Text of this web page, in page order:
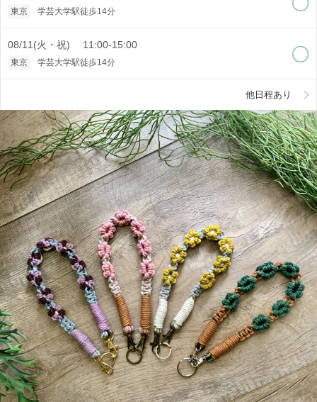
東京 学芸大学駅徒歩14分
08/11(火・祝) 11:00-15:00
東京 学芸大学駅徒歩14分
他日程あり